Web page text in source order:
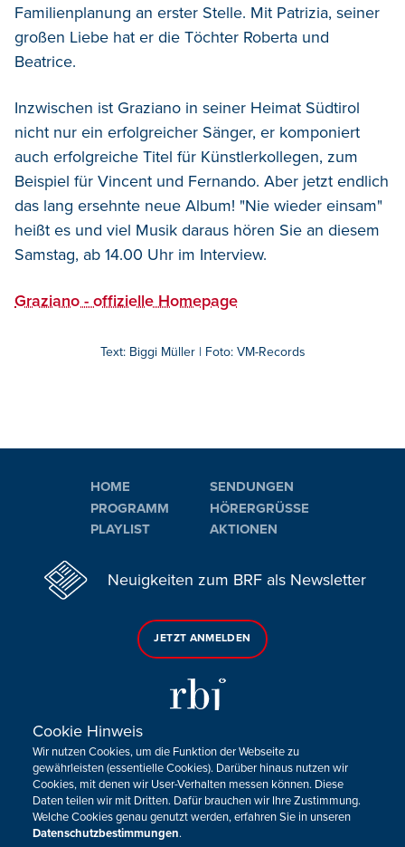
Familienplanung an erster Stelle. Mit Patrizia, seiner
großen Liebe hat er die Töchter Roberta und
Beatrice.
Inzwischen ist Graziano in seiner Heimat Südtirol
nicht nur ein erfolgreicher Sänger, er komponiert
auch erfolgreiche Titel für Künstlerkollegen, zum
Beispiel für Vincent und Fernando. Aber jetzt endlich
das lang ersehnte neue Album! "Nie wieder einsam"
heißt es und viel Musik daraus hören Sie an diesem
Samstag, ab 14.00 Uhr im Interview.
Graziano - offizielle Homepage
Text: Biggi Müller | Foto: VM-Records
HOME
PROGRAMM
PLAYLIST
SENDUNGEN
HÖRERGRÜSSE
AKTIONEN
Neuigkeiten zum BRF als Newsletter
JETZT ANMELDEN
Sie haben noch Fragen oder Anmerkungen?
KONTAKTIEREN SIE UNS!
Impressum Datenschutz
Cookie Hinweis
Wir nutzen Cookies, um die Funktion der Webseite zu
gewährleisten (essentielle Cookies). Darüber hinaus nutzen wir
Cookies, mit denen wir User-Verhalten messen können. Diese
Daten teilen wir mit Dritten. Dafür brauchen wir Ihre Zustimmung.
Welche Cookies genau genutzt werden, erfahren Sie in unseren
Datenschutzbestimmungen.